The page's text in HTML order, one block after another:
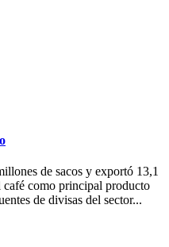
de sacos y exportó 13,1
como principal producto
de divisas del sector...